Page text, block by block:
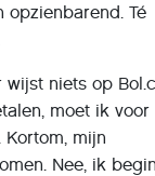
Té
niets op
moet ik voor
mijn
Nee, ik